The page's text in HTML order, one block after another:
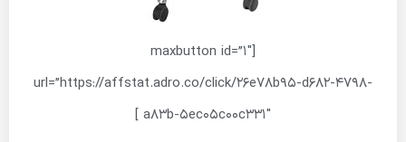
[maxbutton id=”1″
url=”https://affstat.adro.co/click/26e78b95-d682-4798-
a83b-5ec05c00c331″ ]